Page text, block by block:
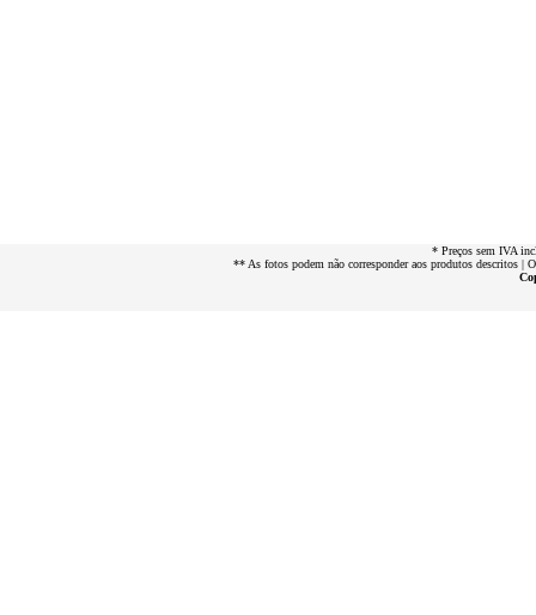
* Preços sem IVA
** As fotos podem não corresponder aos produtos descritos |